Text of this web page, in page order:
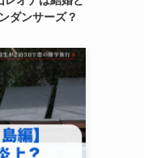
ダンサーズ？